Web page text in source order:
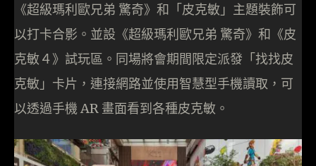
《超級瑪利歐兄弟 驚奇》和「皮克敏」主題裝飾可
以打卡合影。並設《超級瑪利歐兄弟 驚奇》和《皮
克敏４》試玩區。同場將會期間限定派發「找找皮
克敏」卡片，連接網路並使用智慧型手機讀取，可
以透過手機 AR 畫面看到各種皮克敏。